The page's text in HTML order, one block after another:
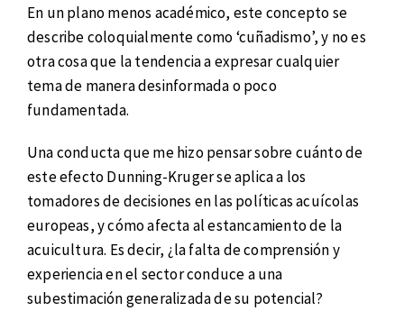
En un plano menos académico, este concepto se
describe coloquialmente como ‘cuñadismo’, y no es
otra cosa que la tendencia a expresar cualquier
tema de manera desinformada o poco
fundamentada.
Una conducta que me hizo pensar sobre cuánto de
este efecto Dunning-Kruger se aplica a los
tomadores de decisiones en las políticas acuícolas
europeas, y cómo afecta al estancamiento de la
acuicultura. Es decir, ¿la falta de comprensión y
experiencia en el sector conduce a una
subestimación generalizada de su potencial?